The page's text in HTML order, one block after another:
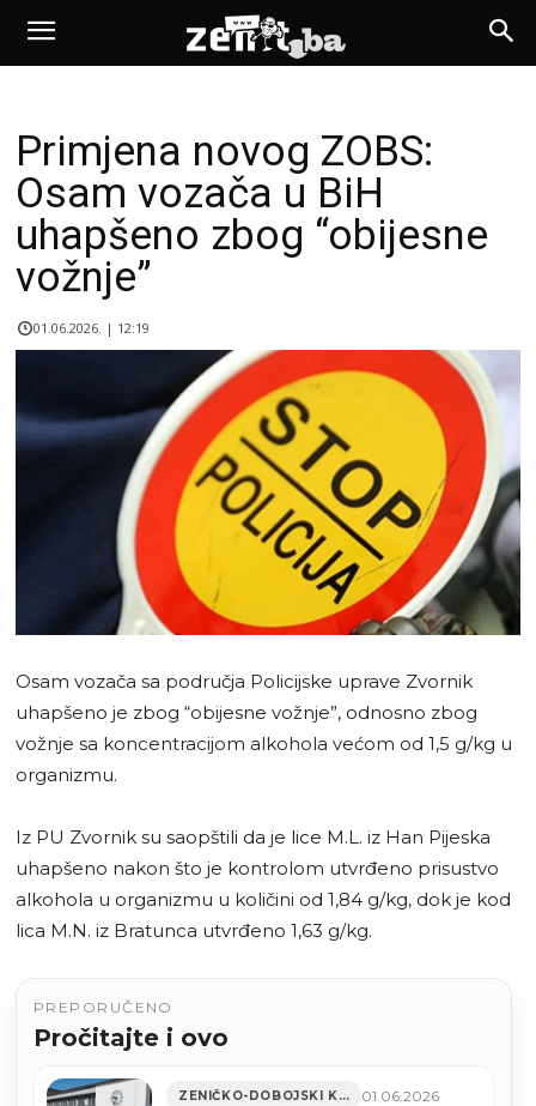
Primjena novog ZOBS:
Osam vozača u BiH
uhapšeno zbog “obijesne
vožnje”
01.06.2026. | 12:19
Osam vozača sa područja Policijske uprave Zvornik
uhapšeno je zbog “obijesne vožnje”, odnosno zbog
vožnje sa koncentracijom alkohola većom od 1,5 g/kg u
organizmu.
Iz PU Zvornik su saopštili da je lice M.L. iz Han Pijeska
uhapšeno nakon što je kontrolom utvrđeno prisustvo
alkohola u organizmu u količini od 1,84 g/kg, dok je kod
lica M.N. iz Bratunca utvrđeno 1,63 g/kg.
PREPORUČENO
Pročitajte i ovo
ZENIČKO-DOBOJSKI KANTON 01.06.2026